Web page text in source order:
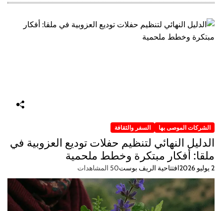
الشركات الموصى بها السفر والثقافة
الدليل النهائي لتنظيم حفلات توديع العزوبية في
ملقا: أفكار مبتكرة وخطط ملحمية
2 يوليو 2026 افتتاحية الريف بوست50 المشاهدات